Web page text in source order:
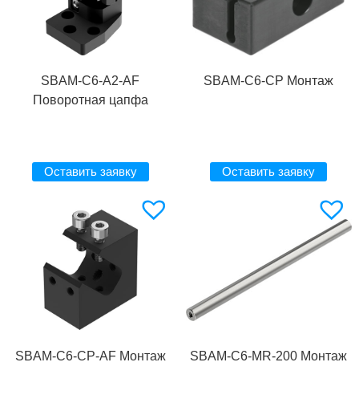
SBAM-C6-A2-AF
Поворотная цапфа
Оставить заявку
SBAM-C6-CP Монтаж
Оставить заявку
SBAM-C6-CP-AF Монтаж SBAM-C6-MR-200 Монтаж